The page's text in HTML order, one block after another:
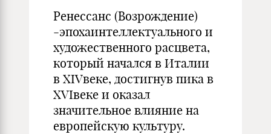
Ренессанс (Возрождение)
-эпохаинтеллектуального и
художественного расцвета,
который начался в Италии
в XIVвеке, достигнув пика в
XVIвеке и оказал
значительное влияние на
европейскую культуру.